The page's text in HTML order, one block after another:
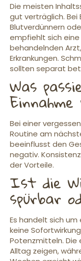
Die meisten
gut verträglich.
Blutverdünnern
empfiehlt sich
behandelnden
Erkrankungen.
sollten separat
Was
Einnahme
Bei einer
Routine am
beeinflusst den
negativ.
der Vorteile.
Ist die
spürbar
Es handelt sich
keine
Potenzmitteln. Die
Alltag zeigen,